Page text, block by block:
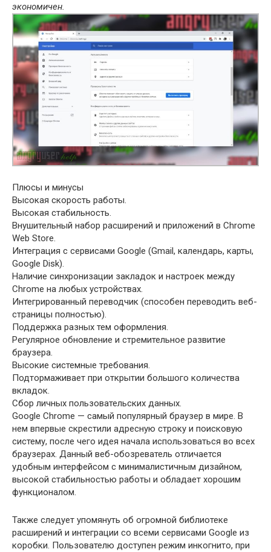
экономичен.
Плюсы и минусы
Высокая скорость работы.
Высокая стабильность.
Внушительный набор расширений и приложений в Chrome
Web Store.
Интеграция с сервисами Google (Gmail, календарь, карты,
Google Disk).
Наличие синхронизации закладок и настроек между
Chrome на любых устройствах.
Интегрированный переводчик (способен переводить веб-
страницы полностью).
Поддержка разных тем оформления.
Регулярное обновление и стремительное развитие
браузера.
Высокие системные требования.
Подтормаживает при открытии большого количества
вкладок.
Сбор личных пользовательских данных.
Google Chrome — самый популярный браузер в мире. В
нем впервые скрестили адресную строку и поисковую
систему, после чего идея начала использоваться во всех
браузерах. Данный веб-обозреватель отличается
удобным интерфейсом с минималистичным дизайном,
высокой стабильностью работы и обладает хорошим
функционалом.
Также следует упомянуть об огромной библиотеке
расширений и интеграции со всеми сервисами Google из
коробки. Пользователю доступен режим инкогнито, при